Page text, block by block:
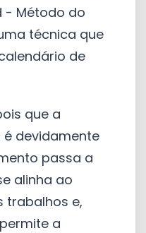
- Método do
técnica que
de
que a
devidamente
passa a
alinha ao
trabalhos e,
a